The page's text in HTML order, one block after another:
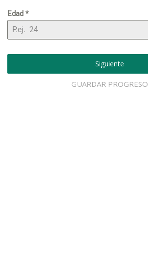
Edad *
GUARDAR PROGRESO
Siguiente